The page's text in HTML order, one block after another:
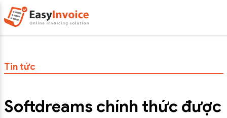
Tin tức
Softdreams chính thức được